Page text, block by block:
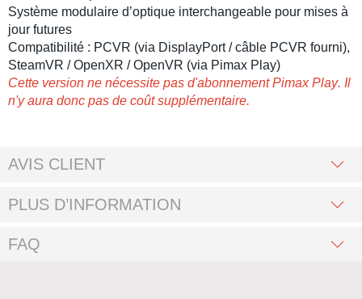
Système modulaire d’optique interchangeable pour mises à
jour futures
Compatibilité : PCVR (via DisplayPort / câble PCVR fourni),
SteamVR / OpenXR / OpenVR (via Pimax Play)
Cette version ne nécessite pas d'abonnementPimax Play. Il
n'y aura donc pas de coût supplémentaire.
AVIS CLIENT
PLUS D’INFORMATION
FAQ